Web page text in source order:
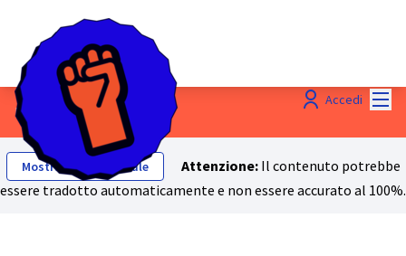
Accedi
Last activities
Mostra testo originale Attenzione:Il contenuto potrebbe
essere tradotto automaticamente e non essere accurato al 100%.